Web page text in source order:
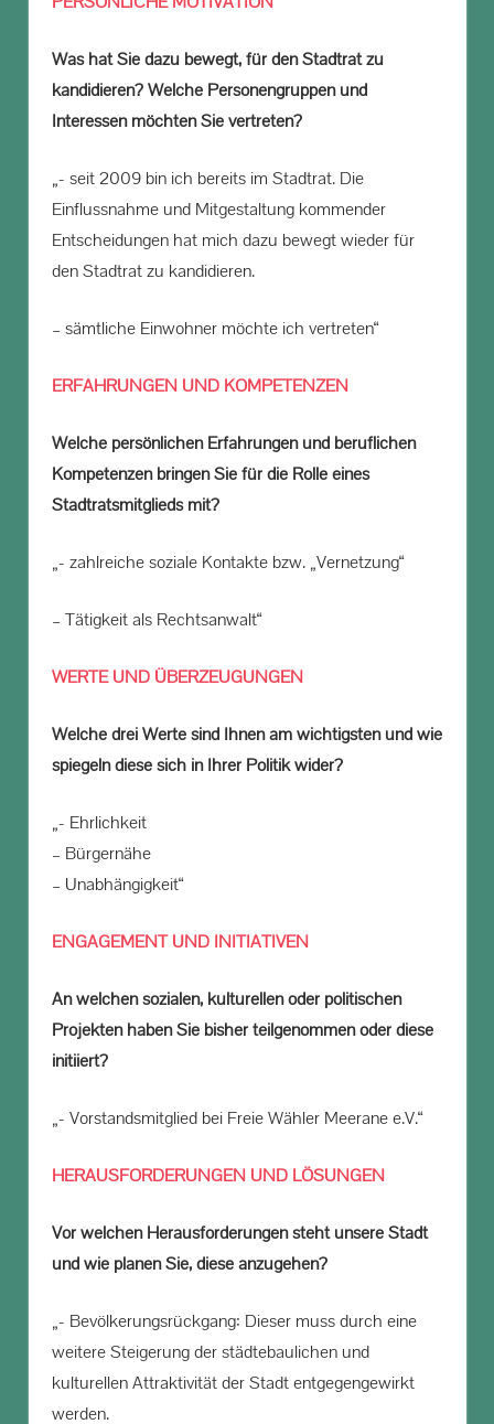
Was hat Sie dazu bewegt, für den Stadtrat zu
kandidieren? Welche Personengruppen und
Interessen möchten Sie vertreten?
„- seit 2009 bin ich bereits im Stadtrat. Die
Einflussnahme und Mitgestaltung kommender
Entscheidungen hat mich dazu bewegt wieder für
den Stadtrat zu kandidieren.
– sämtliche Einwohner möchte ich vertreten“
ERFAHRUNGEN UND KOMPETENZEN
Welche persönlichen Erfahrungen und beruflichen
Kompetenzen bringen Sie für die Rolle eines
Stadtratsmitglieds mit?
„- zahlreiche soziale Kontakte bzw. „Vernetzung“
– Tätigkeit als Rechtsanwalt“
WERTE UND ÜBERZEUGUNGEN
Welche drei Werte sind Ihnen am wichtigsten und wie
spiegeln diese sich in Ihrer Politik wider?
„- Ehrlichkeit
– Bürgernähe
– Unabhängigkeit“
ENGAGEMENT UND INITIATIVEN
An welchen sozialen, kulturellen oder politischen
Projekten haben Sie bisher teilgenommen oder diese
initiiert?
„- Vorstandsmitglied bei Freie Wähler Meerane e.V.“
HERAUSFORDERUNGEN UND LÖSUNGEN
Vor welchen Herausforderungen steht unsere Stadt
und wie planen Sie, diese anzugehen?
„- Bevölkerungsrückgang: Dieser muss durch eine
weitere Steigerung der städtebaulichen und
kulturellen Attraktivität der Stadt entgegengewirkt
werden.